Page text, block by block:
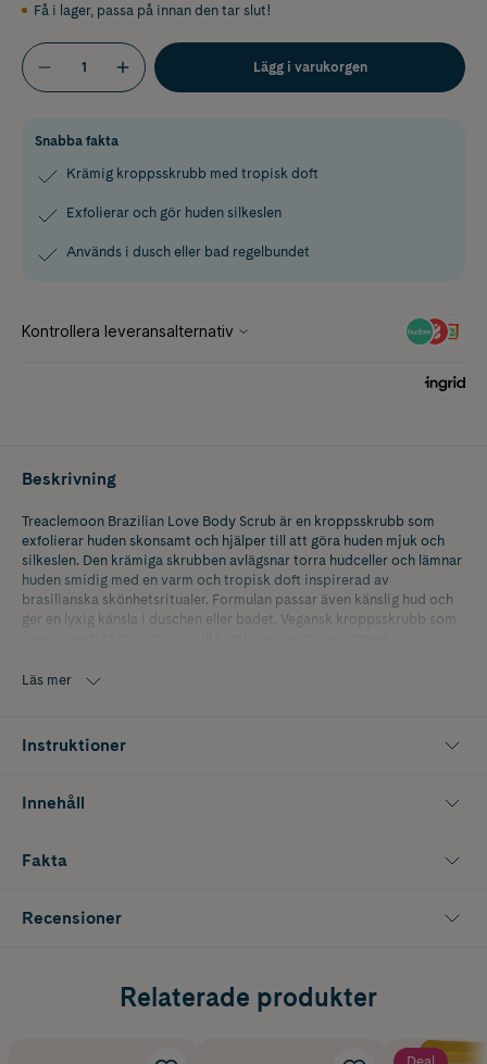
Få i lager, passa på innan den tar slut!
Lägg i varukorgen
Snabba fakta
Krämig kroppsskrubb med tropisk doft
Exfolierar och gör huden silkeslen
Används i dusch eller bad regelbundet
Beskrivning
Treaclemoon Brazilian Love Body Scrub är en kroppsskrubb som
exfolierar huden skonsamt och hjälper till att göra huden mjuk och
silkeslen. Den krämiga skrubben avlägsnar torra hudceller och lämnar
huden smidig med en varm och tropisk doft inspirerad av
brasilianska skönhetsritualer. Formulan passar även känslig hud och
ger en lyxig känsla i duschen eller badet. Vegansk kroppsskrubb som
Läs mer
Instruktioner
Innehåll
Fakta
Recensioner
Relaterade produkter